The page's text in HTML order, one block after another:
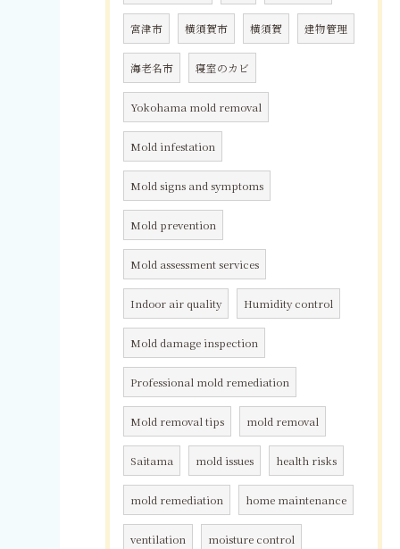
宮津市 横須賀市 横須賀 建物管理
海老名市 寝室のカビ
Yokohama mold removal
Mold infestation
Mold signs and symptoms
Mold prevention
Mold assessment services
Indoor air quality Humidity control
Mold damage inspection
Professional mold remediation
Mold removal tips mold removal
Saitama mold issues health risks
mold remediation home maintenance
ventilation moisture control